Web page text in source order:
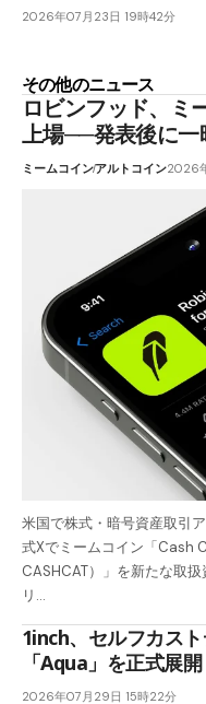
2026年07月23日 19時42分
その他のニュース
ロビンフッド、ミ
上場──発表後に一
ミームコインアルトコイン2026
米国で株式・暗号資産取引
式Xでミームコイン「Cash
CASHCAT）」を新たな取
リ…
1inch、セルフカス
「Aqua」を正式展開
2026年07月29日 15時22分